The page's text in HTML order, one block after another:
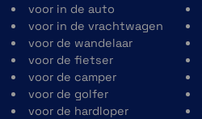
voor in de auto
voor in de vrachtwagen
voor de wandelaar
voor de fietser
voor de camper
voor de golfer
voor de hardloper